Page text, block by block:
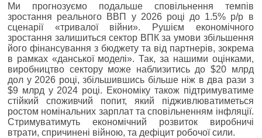
Ми прогнозуємо подальше сповільнення темпів
зростання реального ВВП у 2026 році до 1.5% р/р в
сценарії «тривалої війни». Рушієм економічного
зростання залишиться сектор ВПК за умови збільшення
його фінансування з бюджету та від партнерів, зокрема
в рамках «данської моделі». Так, за нашими оцінками,
виробництво сектору може наблизитись до $20 млрд
дол у 2026 році, збільшившись більше ніж в два рази з
$9 млрд у 2024 році. Економіку також підтримуватиме
стійкий споживчий попит, який підживлюватиметься
ростом номінальних зарплат та сповільненням інфляції.
Стримуватимуть економічний розвиток виробничі
втрати, спричинені війною, та дефіцит робочої сили.